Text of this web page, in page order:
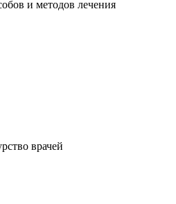
и методов лечения
врачей